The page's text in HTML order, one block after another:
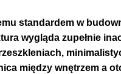
standardem w
wygląda zupełnie
między wnętrzem a